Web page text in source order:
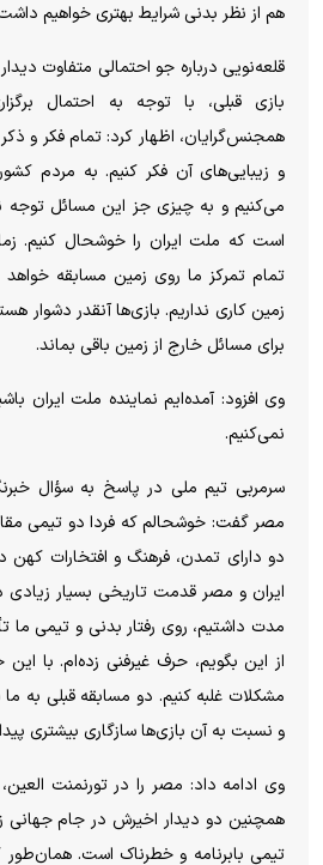
هم از نظر بدنی شرایط بهتری خواهیم
قلعه‌نویی درباره جو احتمالی متفاوت
بازی قبلی، با توجه به احتمال
همجنس‌گرایان، اظهار کرد: تمام فکر و
و زیبایی‌های آن فکر کنیم. به مردم
می‌کنیم و به چیزی جز این مسائل توجه
است که ملت ایران را خوشحال کنیم.
تمام تمرکز ما روی زمین مسابقه خواهد
زمین کاری نداریم. بازی‌ها آنقدر دشوار
برای مسائل خارج از زمین باقی بماند.
وی افزود: آمده‌ایم نماینده ملت ایران
نمی‌کنیم.
سرمربی تیم ملی در پاسخ به سؤال
مصر گفت: خوشحالم که فردا دو تیمی
دو دارای تمدن، فرهنگ و افتخارات
ایران و مصر قدمت تاریخی بسیار زیادی
مدت داشتیم، روی رفتار بدنی و تیمی ما
از این بگویم، حرف غیرفنی زده‌ام. با
مشکلات غلبه کنیم. دو مسابقه قبلی به ما
و نسبت به آن بازی‌ها سازگاری بیشتری
وی ادامه داد: مصر را در تورنمنت
همچنین دو دیدار اخیرش در جام جهانی
تیمی بابرنامه و خطرناک است. همان‌طور